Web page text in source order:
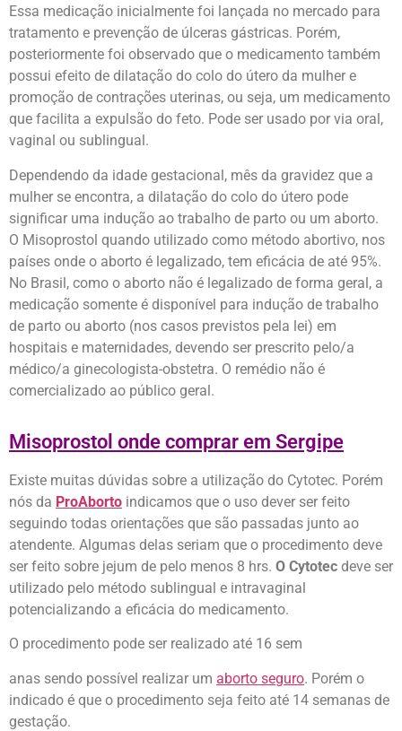
Essa medicação inicialmente foi lançada no mercado para
tratamento e prevenção de úlceras gástricas. Porém,
posteriormente foi observado que o medicamento também
possui efeito de dilatação do colo do útero da mulher e
promoção de contrações uterinas, ou seja, um medicamento
que facilita a expulsão do feto. Pode ser usado por via oral,
vaginal ou sublingual.
Dependendo da idade gestacional, mês da gravidez que a
mulher se encontra, a dilatação do colo do útero pode
significar uma indução ao trabalho de parto ou um aborto.
O Misoprostol quando utilizado como método abortivo, nos
países onde o aborto é legalizado, tem eficácia de até 95%.
No Brasil, como o aborto não é legalizado de forma geral, a
medicação somente é disponível para indução de trabalho
de parto ou aborto (nos casos previstos pela lei) em
hospitais e maternidades, devendo ser prescrito pelo/a
médico/a ginecologista-obstetra. O remédio não é
comercializado ao público geral.
Misoprostol onde comprar em Sergipe
Existe muitas dúvidas sobre a utilização do Cytotec. Porém
nós da ProAborto indicamos que o uso dever ser feito
seguindo todas orientações que são passadas junto ao
atendente. Algumas delas seriam que o procedimento deve
ser feito sobre jejum de pelo menos 8 hrs. O Cytotec deve ser
utilizado pelo método sublingual e intravaginal
potencializando a eficácia do medicamento.
O procedimento pode ser realizado até 16 sem
anas sendo possível realizar um aborto seguro. Porém o
indicado é que o procedimento seja feito até 14 semanas de
gestação.